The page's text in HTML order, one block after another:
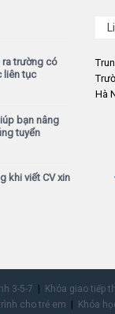
ra trường có
liên tục
bạn nâng
tuyển
khi viết CV xin
Hà
3-5-7 Khóa giao tiếp
cho trẻ em
Khóa